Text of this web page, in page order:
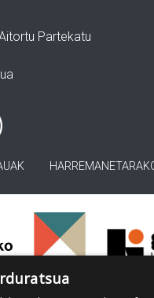
Partekatu